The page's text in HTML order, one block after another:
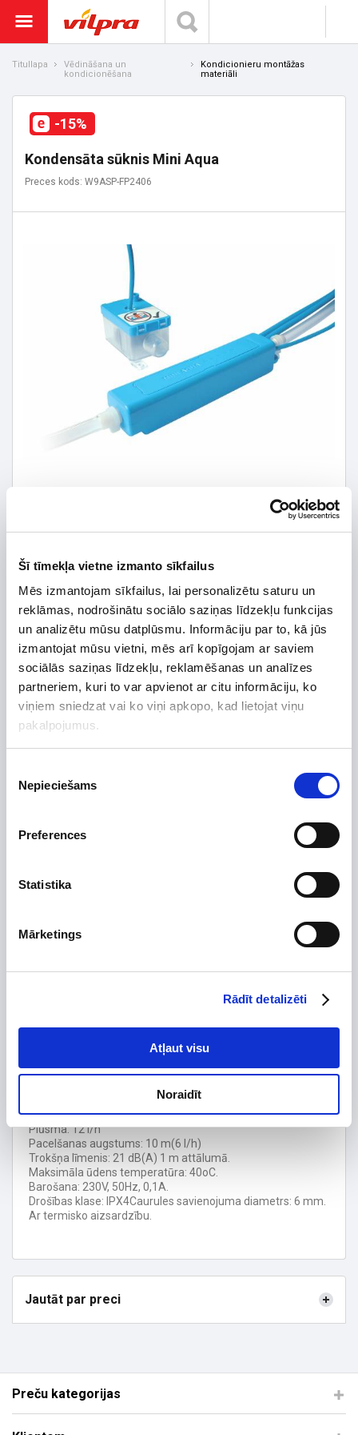
Šī tīmekļa vietne izmanto sīkfailus
Mēs izmantojam sīkfailus, lai personalizētu saturu un
reklāmas, nodrošinātu sociālo saziņas līdzekļu funkcijas
un analizētu mūsu datplūsmu. Informāciju par to, kā jūs
izmantojat mūsu vietni, mēs arī kopīgojam ar saviem
sociālās saziņas līdzekļu, reklamēšanas un analīzes
partneriem, kuri to var apvienot ar citu informāciju, ko
viņiem sniedzat vai ko viņi apkopo, kad lietojat viņu
pakalpojumus.
izvēle
Nepieciešams
Preferences
Statistika
Mārketings
Rādīt detalizēti
Atļaut visu
Noraidīt
Titullapa
Vēdināšana un
kondicionēšana
Kondicionieru montāžas
materiāli
-15%
Kondensāta sūknis Mini Aqua
Preces kods: W9ASP-FP2406
178,50 € *
210,00 €
Augstums, mm
Dziļums, mm
Savienojuma diametrs
6
Izolācijas biezums, mm
Garantijas termiņš, mēn.
24
Plūsma: 12 l/h
Pacelšanas augstums: 10 m(6 l/h)
Trokšņa līmenis: 21 dB(A) 1 m attālumā.
Maksimāla ūdens temperatūra: 40oC.
Barošana: 230V, 50Hz, 0,1A.
Drošības klase: IPX4Caurules savienojuma diametrs: 6 mm.
Ar termisko aizsardzību.
Jautāt par preci
Preču kategorijas